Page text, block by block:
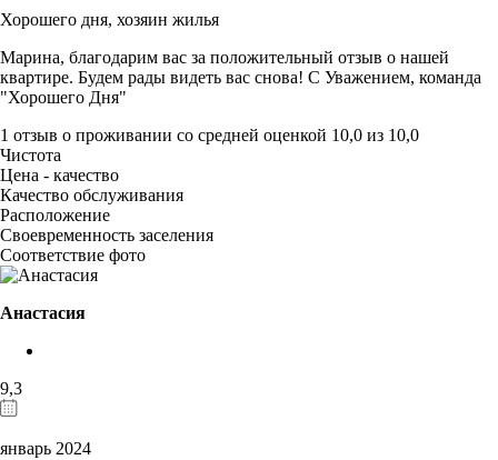
Хорошего дня, хозяин жилья
Марина, благодарим вас за положительный отзыв о нашей
квартире. Будем рады видеть вас снова! С Уважением, команда
"Хорошего Дня"
1 отзыв о проживании со средней оценкой 10,0 из 10,0
Чистота
Цена - качество
Качество обслуживания
Расположение
Своевременность заселения
Соответствие фото
Анастасия
9,3
январь 2024